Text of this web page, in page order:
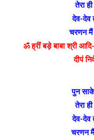
तेरा
देव-देव
चरणन मैं
ॐ ह्रीं बड़े बाबा श्री
दीपं
पुन
तेरा
देव-देव
चरणन